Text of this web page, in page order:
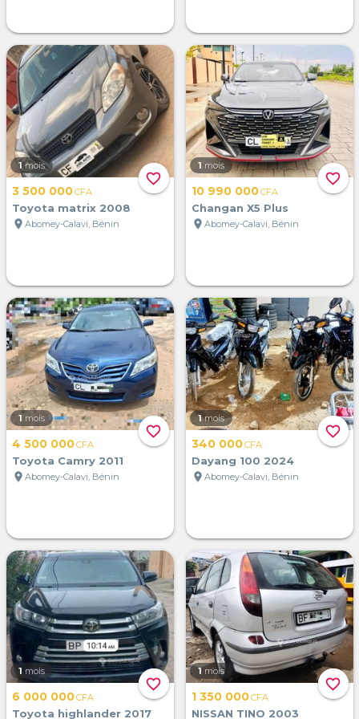
favorite_border
1 mois
3 500 000CFA
Toyota matrix 2008
location_on Abomey-Calavi, Bénin
favorite_border
1 mois
10 990 000CFA
Changan X5 Plus
location_on Abomey-Calavi, Bénin
favorite_border
1 mois
4 500 000CFA
Toyota Camry 2011
location_on Abomey-Calavi, Bénin
favorite_border
1 mois
340 000CFA
Dayang 100 2024
location_on Abomey-Calavi, Bénin
favorite_border
1 mois
6 000 000CFA
Toyota highlander 2017
favorite_border
1 mois
1 350 000CFA
NISSAN TINO 2003